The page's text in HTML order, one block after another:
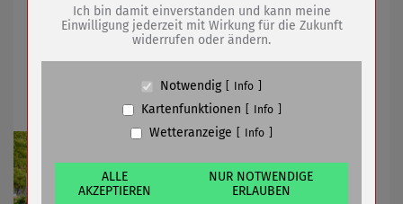
Teilnehmer am Ernteumzug gesucht
Anbieter
Eigentümer dieser Website (Wenko-
Wenselaar GmbH & Co. KG)
Absicherung Kontaktformular / SPAM
Cookiespeicherung Entscheidungscookie
Anbieter
Eigentümer dieser Website (Wenko-
Wenselaar GmbH & Co. KG)
Zweck
Speichert die Einstellungen der Besucher
Ich bin damit einverstanden und kann meine
Einwilligung jederzeit mit Wirkung für die Zukunft
widerrufen oder ändern.
Notwendig Info
Kartenfunktionen Info
Wetteranzeige Info
ALLE
AKZEPTIEREN
NUR NOTWENDIGE
ERLAUBEN